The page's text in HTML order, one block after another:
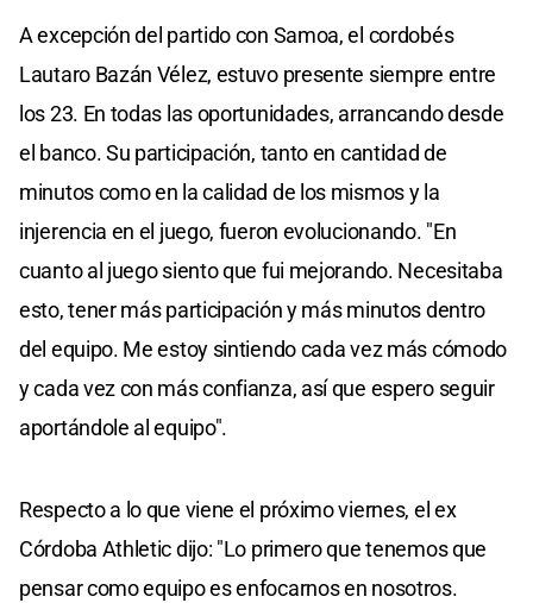
A excepción del partido con Samoa, el cordobés
Lautaro Bazán Vélez, estuvo presente siempre entre
los 23. En todas las oportunidades, arrancando desde
el banco. Su participación, tanto en cantidad de
minutos como en la calidad de los mismos y la
injerencia en el juego, fueron evolucionando. "En
cuanto al juego siento que fui mejorando. Necesitaba
esto, tener más participación y más minutos dentro
del equipo. Me estoy sintiendo cada vez más cómodo
y cada vez con más confianza, así que espero seguir
aportándole al equipo".
Respecto a lo que viene el próximo viernes, el ex
Córdoba Athletic dijo: "Lo primero que tenemos que
pensar como equipo es enfocarnos en nosotros.